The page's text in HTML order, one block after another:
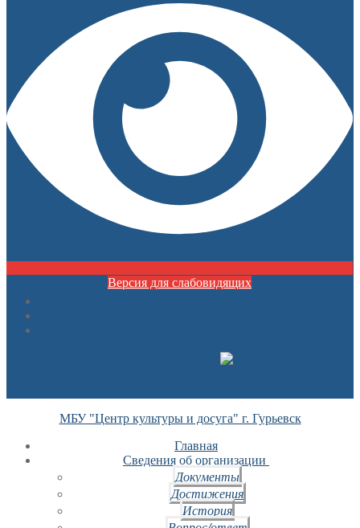
Версия для слабовидящих
МБУ "Центр культуры и досуга" г. Гурьевск
Главная
Сведения об организации
Документы
Достижения
История